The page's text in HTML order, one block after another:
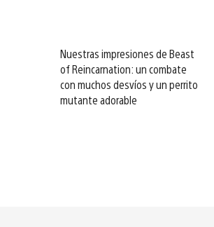
Nuestras impresiones de Beast
of Reincarnation: un combate
con muchos desvíos y un perrito
mutante adorable